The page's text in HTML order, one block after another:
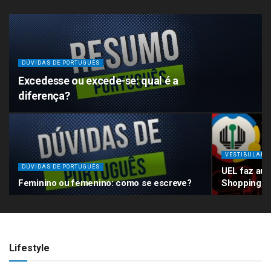
DÚVIDAS DE PORTUGUÊS
Excedesse ou excede-se: qual é a
diferença?
DÚVIDAS DE PORTUGUÊS
Feminino ou femenino: como se escreve?
VESTIBULAR
UEL faz
Shopping
Lifestyle